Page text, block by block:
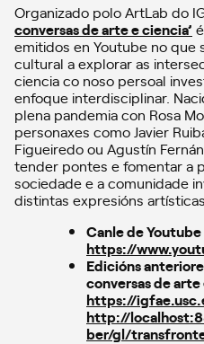
Organizado polo ArtLab do
conversas de arte e ciencia’
emitidos en Youtube no que
cultural a explorar as
ciencia co noso persoal
enfoque interdisciplinar.
plena pandemia con Rosa
personaxes como Javier
Figueiredo ou Agustín
tender pontes e fomentar a
sociedade e a comunidade
distintas expresións artísticas.
Canle de Youtube
https://
Edicións
conversas de arte
https://
http://
ber/gl/